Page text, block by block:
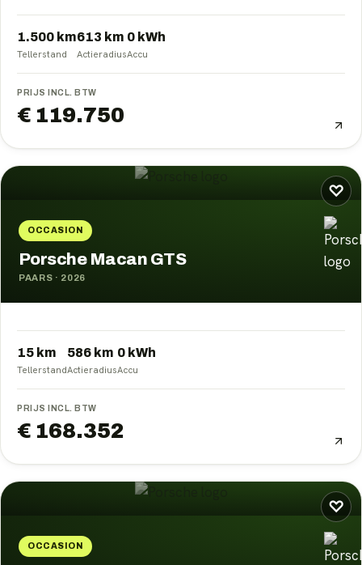
1.500 km
Tellerstand
613 km
Actieradius
0 kWh
Accu
PRIJS INCL. BTW
€ 119.750
♡
OCCASION
Porsche Macan GTS
PAARS · 2026
15 km
Tellerstand
586 km
Actieradius
0 kWh
Accu
PRIJS INCL. BTW
€ 168.352
♡
OCCASION